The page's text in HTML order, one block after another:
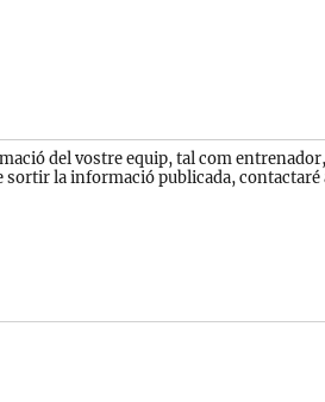
del vostre equip, tal com
sortir la informació publicada,